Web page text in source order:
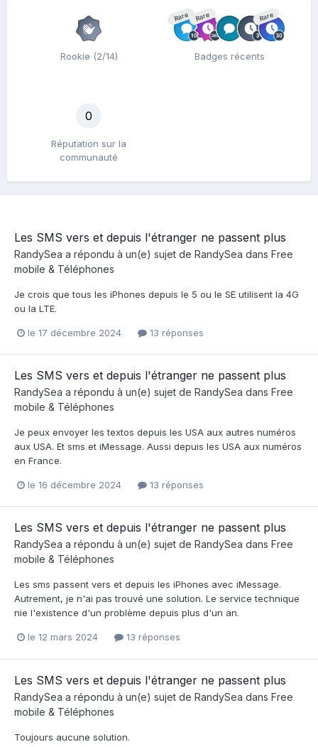
Rookie (2/14)
Rare Rare Rare
Badges récents
0
Réputation sur la
communauté
Les SMS vers et depuis l'étranger ne passent plus
RandySea a répondu à un(e) sujet de RandySea dans Free
mobile & Téléphones
Je crois que tous les iPhones depuis le 5 ou le SE utilisent la 4G
ou la LTE.
le 17 décembre 2024 13 réponses
Les SMS vers et depuis l'étranger ne passent plus
RandySea a répondu à un(e) sujet de RandySea dans Free
mobile & Téléphones
Je peux envoyer les textos depuis les USA aux autres numéros
aux USA. Et sms et iMessage. Aussi depuis les USA aux numéros
en France.
le 16 décembre 2024 13 réponses
Les SMS vers et depuis l'étranger ne passent plus
RandySea a répondu à un(e) sujet de RandySea dans Free
mobile & Téléphones
Les sms passent vers et depuis les iPhones avec iMessage.
Autrement, je n'ai pas trouvé une solution. Le service technique
nie l'existence d'un problème depuis plus d'un an.
le 12 mars 2024 13 réponses
Les SMS vers et depuis l'étranger ne passent plus
RandySea a répondu à un(e) sujet de RandySea dans Free
mobile & Téléphones
Toujours aucune solution.